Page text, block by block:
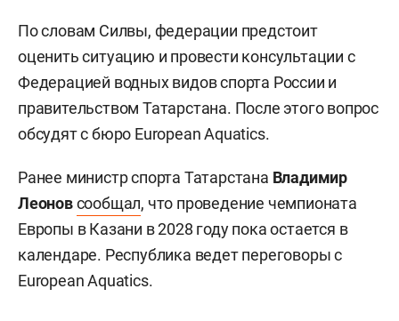
По словам Силвы, федерации предстоит
оценить ситуацию и провести консультации с
Федерацией водных видов спорта России и
правительством Татарстана. После этого вопрос
обсудят с бюро European Aquatics.
Ранее министр спорта Татарстана Владимир
Леоновсообщал, что проведение чемпионата
Европы в Казани в 2028 году пока остается в
календаре. Республика ведет переговоры с
European Aquatics.